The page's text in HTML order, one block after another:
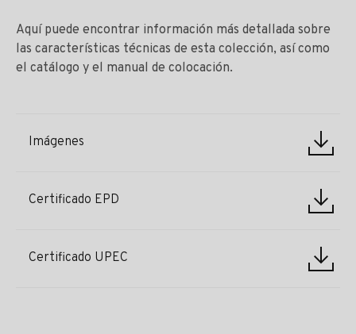
Aquí puede encontrar información más detallada sobre
las características técnicas de esta colección, así como
el catálogo y el manual de colocación.
Imágenes
Certificado EPD
Certificado UPEC